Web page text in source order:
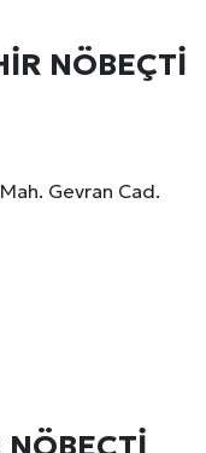
NÖBEÇTİ
Gevran Cad.